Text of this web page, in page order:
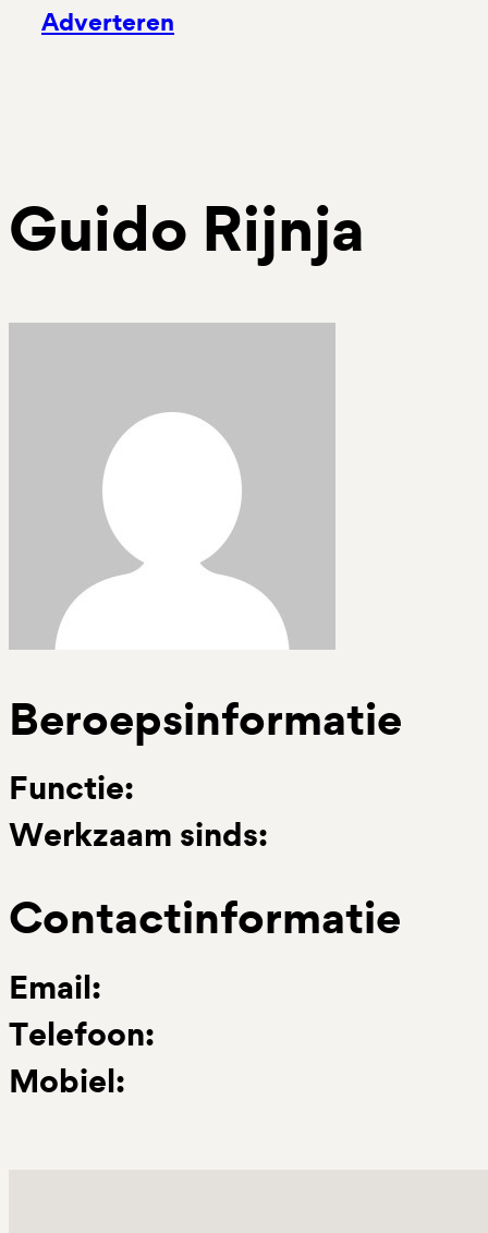
Adverteren
Guido Rijnja
Beroepsinformatie
Functie:
Werkzaam sinds:
Contactinformatie
Email:
Telefoon:
Mobiel: